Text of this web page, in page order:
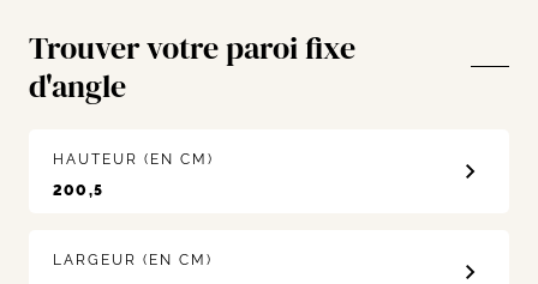
Trouver votre paroi fixe
d'angle
HAUTEUR (EN CM)
LARGEUR (EN CM)